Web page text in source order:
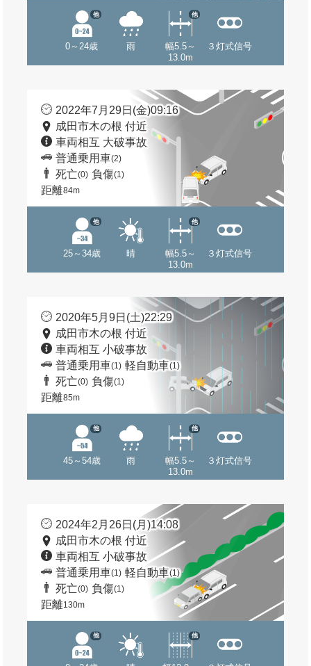
0～24歳
他
雨
幅5.5～
13.0m
他
３灯式信号
2022年7月29日(金)09:16
成田市木の根 付近
車両相互 大破事故
普通乗用車(2)
死亡(0) 負傷(1)
距離84m
25～34歳
他
晴
幅5.5～
13.0m
他
３灯式信号
2020年5月9日(土)22:29
成田市木の根 付近
車両相互 小破事故
普通乗用車(1) 軽自動車(1)
死亡(0) 負傷(1)
距離85m
45～54歳
他
雨
幅5.5～
13.0m
他
３灯式信号
2024年2月26日(月)14:08
成田市木の根 付近
車両相互 小破事故
普通乗用車(1) 軽自動車(1)
死亡(0) 負傷(1)
距離130m
他 他